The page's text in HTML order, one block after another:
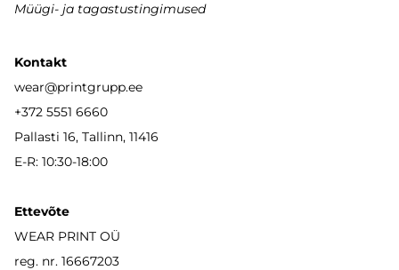
Müügi- ja tagastustingimused
Kontakt
wear@printgrupp.ee
+372 5551 6660
Pallasti 16, Tallinn, 11416
E-R: 10:30-18:00
Ettevõte
WEAR PRINT OÜ
reg. nr. 16667203